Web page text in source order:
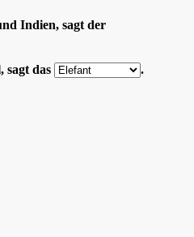
Indien, sagt der
sagt das .